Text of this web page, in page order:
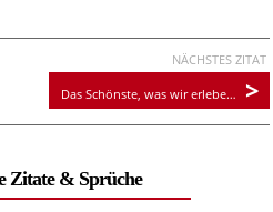
NÄCHSTES ZITAT
Das Schönste, was wir erleben können, ist das Geheimnisvolle
Zitate & Sprüche